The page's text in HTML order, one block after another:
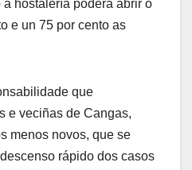
hostalería poderá abrir o
e un 75 por cento as
que
e veciñas de Cangas,
menos novos, que se
rápido dos casos